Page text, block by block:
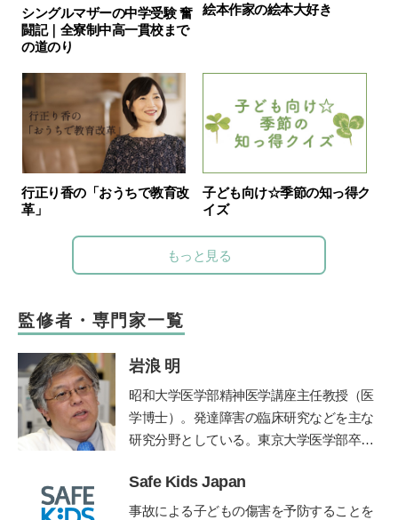
シングルマザーの中学受験 奮
闘記｜全寮制中高一貫校まで
の道のり
絵本作家の絵本大好き
行正り香の「おうちで教育改
革」
子ども向け☆季節の知っ得ク
イズ
もっと見る
監修者・専門家一覧
岩浪 明
昭和大学医学部精神医学講座主任教授（医
学博士）。発達障害の臨床研究などを主な
研究分野としている。東京大学医学部卒業
東京大学医学部精神医学教室助教授、埼玉
医科大学准教授などを経て、2012年より現
Safe Kids Japan
事故による子どもの傷害を予防することを